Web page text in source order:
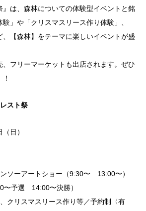
』は、森林についての体験型イベントと銘
」や「クリスマスリース作り体験」、
、【森林】をテーマに楽しいイベントが盛
フリーマーケットも出店されます。ぜひ
スト祭
日）
ソーアートショー（9:30〜 13:00〜）
〜予選 14:00〜決勝）
クリスマスリース作り等／予約制〈有